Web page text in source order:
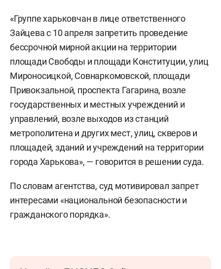
«Группе харьковчан в лице ответственного
Зайцева с 10 апреля запретить проведение
бессрочной мирной акции на территории
площади Свободы и площади Конституции, улиц
Мироносицкой, Совнаркомовской, площади
Привокзальной, проспекта Гагарина, возле
государственных и местных учреждений и
управлений, возле выходов из станций
метрополитена и других мест, улиц, скверов и
площадей, зданий и учреждений на территории
города Харькова», — говорится в решении суда.
По словам агентства, суд мотивировал запрет
интересами «национальной безопасности и
гражданского порядка».